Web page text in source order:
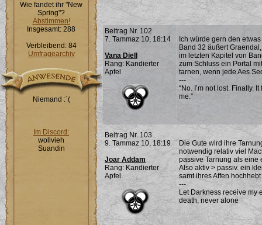
Wie fandet ihr "New
Spring"?
Abstimmen!
Insgesamt: 288
Verbleibend: 84
Umfragearchiv
Niemand :`(
Im Discord:
wollvieh
Suandin
Beitrag Nr. 102
7. Tammaz 10, 18:14
Vana Diell
Rang: Kandierter
Apfel
Ich würde gern den
Band 32 äußert
im letzten Kapitel von
zum Schluss ein Portal
tarnen, wenn jede Aes
---
“No. I’m not lost. Finally.
me.”
Beitrag Nr. 103
9. Tammaz 10, 18:19
Joar Addam
Rang: Kandierter
Apfel
Die Gute wird ihre
notwendig relativ viel
passive Tarnung als eine
Also aktiv > passiv. ein
samt ihres Affen
---
Let Darkness receive my
death, never alone